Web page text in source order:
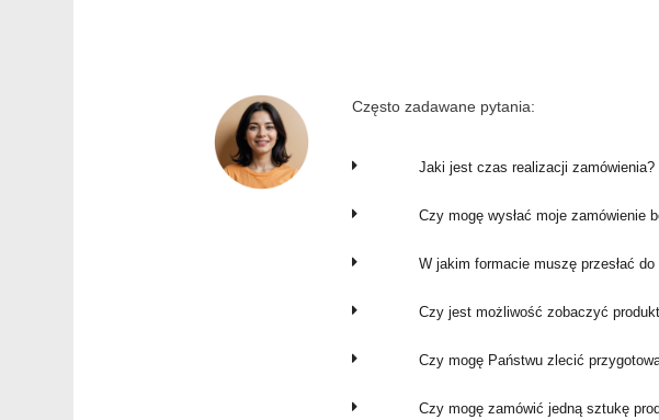
Często zadawane pytania:
Jaki jest czas realizacji zamówienia?
Czy mogę wysłać moje zamówienie
W jakim formacie muszę przesłać
Czy jest możliwość zobaczyć
Czy mogę Państwu zlecić
Czy mogę zamówić jedną sztukę